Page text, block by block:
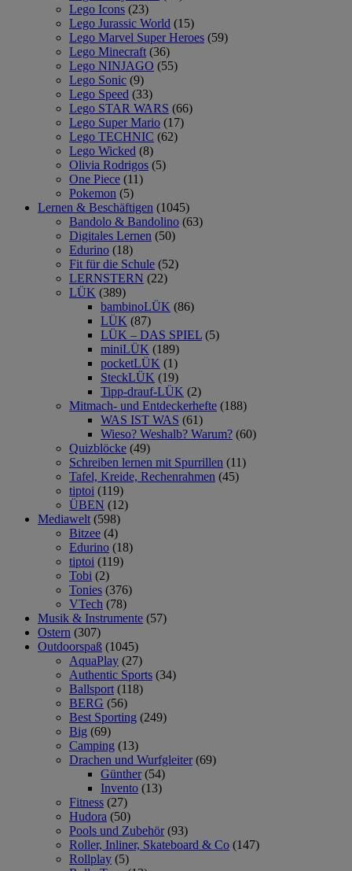
Lego Icons (23)
Lego Jurassic World (15)
Lego Marvel Super Heroes (59)
Lego Minecraft (36)
Lego NINJAGO (55)
Lego Sonic (9)
Lego Speed (33)
Lego STAR WARS (66)
Lego Super Mario (17)
Lego TECHNIC (62)
Lego Wicked (8)
Olivia Rodrigos (5)
One Piece (11)
Pokemon (5)
Lernen & Beschäftigen (1045)
Bandolo & Bandolino (63)
Digitales Lernen (50)
Edurino (18)
Fit für die Schule (52)
LERNSTERN (22)
LÜK (389)
bambinoLÜK (86)
LÜK (87)
LÜK – DAS SPIEL (5)
miniLÜK (189)
pocketLÜK (1)
SteckLÜK (19)
Tipp-drauf-LÜK (2)
Mitmach- und Entdeckerhefte (188)
WAS IST WAS (61)
Wieso? Weshalb? Warum? (60)
Quizblöcke (49)
Schreiben lernen mit Spurrillen (11)
Tafel, Kreide, Rechenrahmen (45)
tiptoi (119)
ÜBEN (12)
Mediawelt (598)
Bitzee (4)
Edurino (18)
tiptoi (119)
Tobi (2)
Tonies (376)
VTech (78)
Musik & Instrumente (57)
Ostern (307)
Outdoorspaß (1045)
AquaPlay (27)
Authentic Sports (34)
Ballsport (118)
BERG (56)
Best Sporting (249)
Big (69)
Camping (13)
Drachen und Wurfgleiter (69)
Günther (54)
Invento (13)
Fitness (27)
Hudora (50)
Pools und Zubehör (93)
Roller, Inliner, Skateboard & Co (147)
Rollplay (5)